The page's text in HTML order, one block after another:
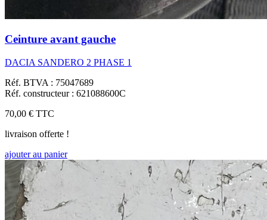
Ceinture avant gauche
DACIA SANDERO 2 PHASE 1
Réf. BTVA : 75047689
Réf. constructeur : 621088600C
70,00 € TTC
livraison offerte !
ajouter au panier